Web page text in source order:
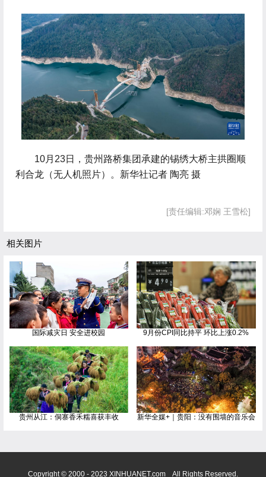
10月23日，贵州路桥集团承建的锡绣大桥主拱圈顺
利合龙（无人机照片）。新华社记者 陶亮 摄
[责任编辑:邓娴 王雪松]
相关图片
国际减灾日 安全进校园 9月份CPI同比持平 环比上涨0.2%
贵州从江：侗寨香禾糯喜获丰收 新华全媒+｜贵阳：没有围墙的音乐会
Copyright © 2000 - 2023 XINHUANET.com All Rights Reserved.